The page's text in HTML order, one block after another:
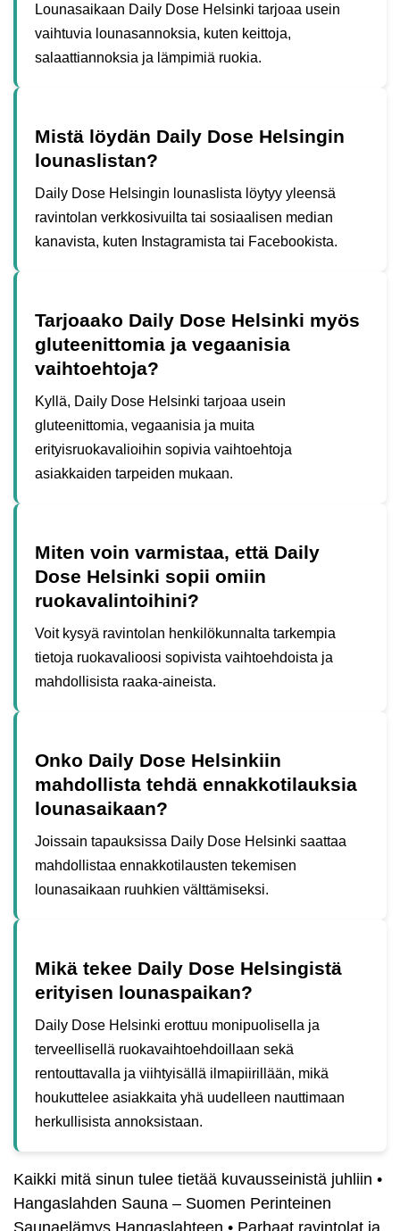
Lounasaikaan Daily Dose Helsinki tarjoaa usein
vaihtuvia lounasannoksia, kuten keittoja,
salaattiannoksia ja lämpimiä ruokia.
Mistä löydän Daily Dose Helsingin
lounaslistan?
Daily Dose Helsingin lounaslista löytyy yleensä
ravintolan verkkosivuilta tai sosiaalisen median
kanavista, kuten Instagramista tai Facebookista.
Tarjoaako Daily Dose Helsinki myös
gluteenittomia ja vegaanisia
vaihtoehtoja?
Kyllä, Daily Dose Helsinki tarjoaa usein
gluteenittomia, vegaanisia ja muita
erityisruokavalioihin sopivia vaihtoehtoja
asiakkaiden tarpeiden mukaan.
Miten voin varmistaa, että Daily
Dose Helsinki sopii omiin
ruokavalintoihini?
Voit kysyä ravintolan henkilökunnalta tarkempia
tietoja ruokavalioosi sopivista vaihtoehdoista ja
mahdollisista raaka-aineista.
Onko Daily Dose Helsinkiin
mahdollista tehdä ennakkotilauksia
lounasaikaan?
Joissain tapauksissa Daily Dose Helsinki saattaa
mahdollistaa ennakkotilausten tekemisen
lounasaikaan ruuhkien välttämiseksi.
Mikä tekee Daily Dose Helsingistä
erityisen lounaspaikan?
Daily Dose Helsinki erottuu monipuolisella ja
terveellisellä ruokavaihtoehdoillaan sekä
rentouttavalla ja viihtyisällä ilmapiirillään, mikä
houkuttelee asiakkaita yhä uudelleen nauttimaan
herkullisista annoksistaan.
Kaikki mitä sinun tulee tietää kuvausseinistä juhliin •
Hangaslahden Sauna – Suomen Perinteinen